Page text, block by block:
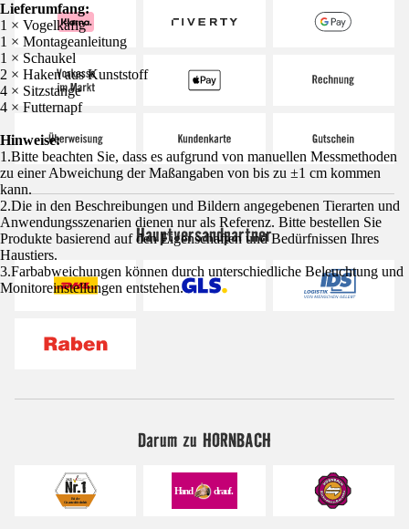
Lieferumfang:
1 × Vogelkäfig
1 × Montageanleitung
1 × Schaukel
2 × Haken aus Kunststoff
4 × Sitzstange
4 × Futternapf
Hinweise:
1.Bitte beachten Sie, dass es aufgrund von manuellen Messmethoden
zu einer Abweichung der Maßangaben von bis zu ±1 cm kommen
kann.
2.Die in den Beschreibungen und Bildern angegebenen Tierarten und
Anwendungsszenarien dienen nur als Referenz. Bitte bestellen Sie
Produkte basierend auf den Eigenschaften und Bedürfnissen Ihres
Haustiers.
3.Farbabweichungen können durch unterschiedliche Beleuchtung und
Monitoreinstellungen entstehen.
Hauptversandpartner
Darum zu HORNBACH